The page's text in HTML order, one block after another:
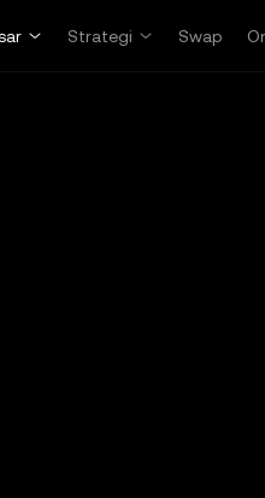
Strategi Swap